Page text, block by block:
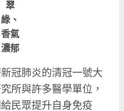
翠
綠、
香氣
濃郁
冠肺炎的清冠一號大
所與許多醫學單位，
民眾提升自身免疫